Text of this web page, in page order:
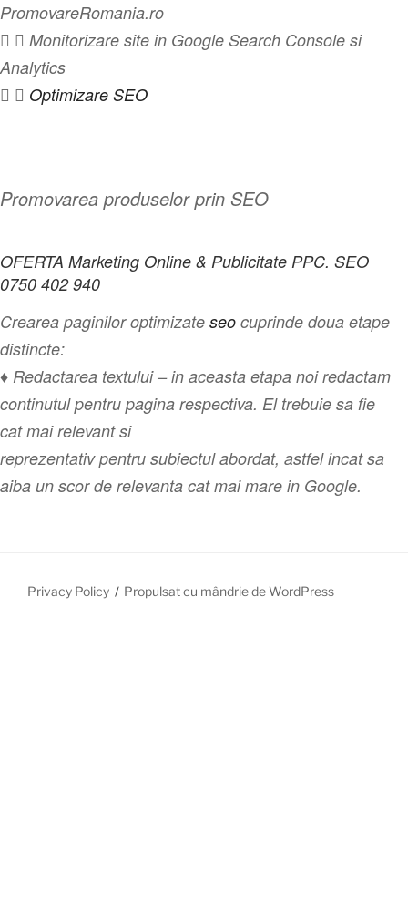
PromovareRomania.ro
  Monitorizare site in Google Search Console si
Analytics
  Optimizare SEO
Promovarea produselor prin SEO
OFERTA Marketing Online & Publicitate PPC. SEO
0750 402 940
Crearea paginilor optimizate seo cuprinde doua etape
distincte:
♦ Redactarea textului – in aceasta etapa noi redactam
continutul pentru pagina respectiva. El trebuie sa fie
cat mai relevant si
reprezentativ pentru subiectul abordat, astfel incat sa
aiba un scor de relevanta cat mai mare in Google.
Privacy Policy Propulsat cu mândrie de WordPress